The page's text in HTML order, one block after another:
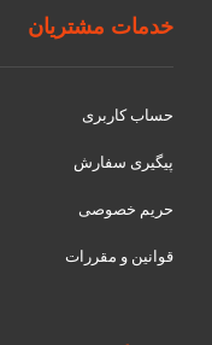
خدمات مشتریان
حساب کاربری
پیگیری سفارش
حریم خصوصی
قوانین و مقررات